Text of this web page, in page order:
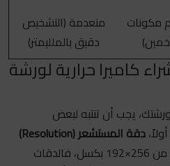
مكونات
منعدمة (التشخيص
دقيق بالملليمتر)
كاميرا حرارية لورشة
يجب أن تنتبه لبعض
دقة المستشعر (Resolution)
هي الأهم؛ لا تشتري دقة أقل من 256×192 بكسل، فالدقات